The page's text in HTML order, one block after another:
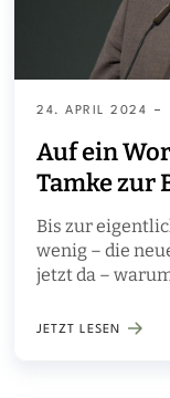
24. APRIL 2024
Auf ein
Tamke zur
Bis zur
wenig – die
jetzt da –
JETZT LESEN